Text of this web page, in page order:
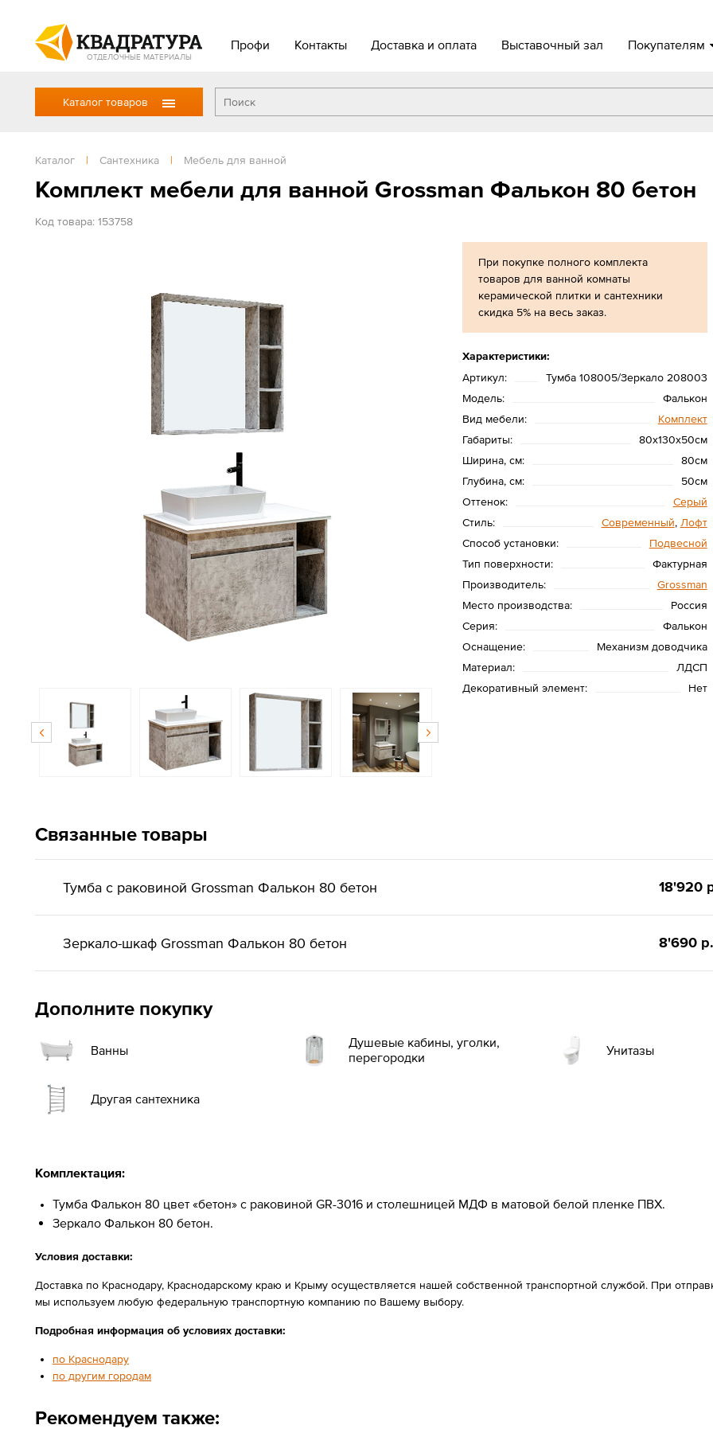
ОТДЕЛОЧНЫЕ МАТЕРИАЛЫ
Профи Контакты Доставка и оплата Выставочный зал Покупателям
Каталог товаров
Каталог | Сантехника | Мебель для ванной
Комплект мебели для ванной Grossman Фалькон 80 бетон
Код товара: 153758
При покупке полного комплекта
товаров для ванной комнаты
керамической плитки и сантехники
скидка 5% на весь заказ.
Характеристики:
Артикул:
Тумба 108005/Зеркало 208003
Модель:
Фалькон
Вид мебели:
Комплект
Габариты:
80х130х50см
Ширина, см:
80см
Глубина, см:
50см
Оттенок:
Серый
Стиль:
Современный, Лофт
Способ установки:
Подвесной
Тип поверхности:
Фактурная
Производитель:
Grossman
Место производства:
Россия
Серия:
Фалькон
Оснащение:
Механизм доводчика
Материал:
ЛДСП
Декоративный элемент:
Нет
Связанные товары
Тумба с раковиной Grossman Фалькон 80 бетон 18'920
Зеркало-шкаф Grossman Фалькон 80 бетон 8'690 р.
Дополните покупку
Ванны
Душевые кабины, уголки,
перегородки
Унитазы
Другая сантехника
Комплектация:
Тумба Фалькон 80 цвет «бетон» с раковиной GR-3016 и столешницей МДФ в матовой белой пленке ПВХ.
Зеркало Фалькон 80 бетон.
Условия доставки:
Доставка по Краснодару, Краснодарскому краю и Крыму осуществляется нашей собственной транспортной службой. При
мы используем любую федеральную транспортную компанию по Вашему выбору.
Подробная информация об условиях доставки:
по Краснодару
по другим городам
Рекомендуем также: